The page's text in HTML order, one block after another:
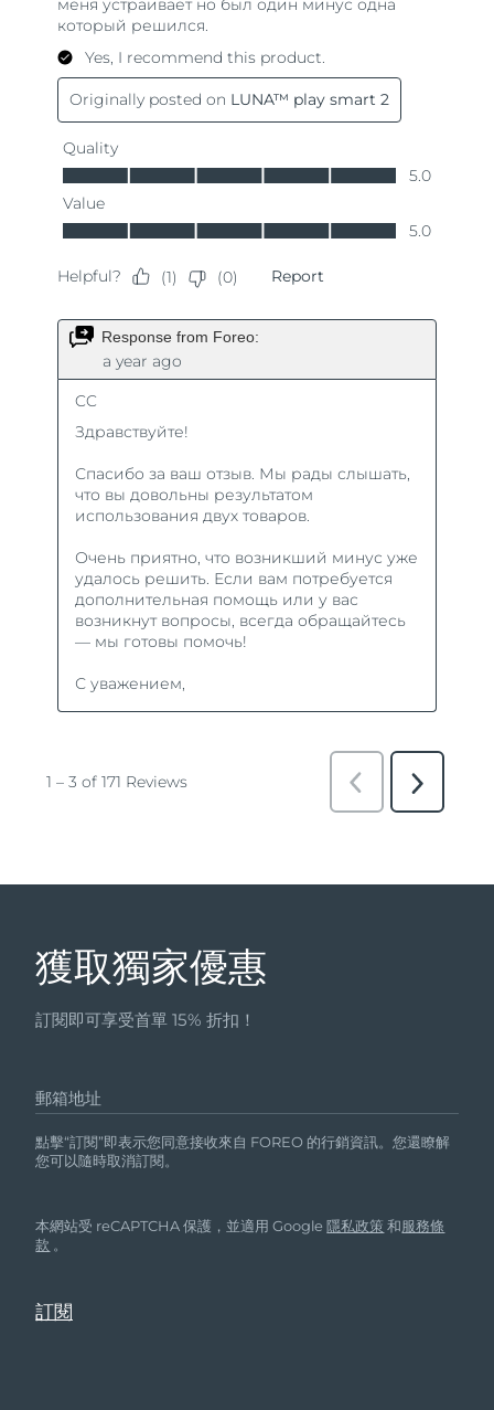
獲取獨家優惠
訂閱即可享受首單 15% 折扣！
郵箱地址
點擊“訂閱”即表示您同意接收來自 FOREO 的行銷資訊。您還瞭解
您可以隨時取消訂閱。
本網站受 reCAPTCHA 保護，並適用 Google隱私政策 和服務條
款 。